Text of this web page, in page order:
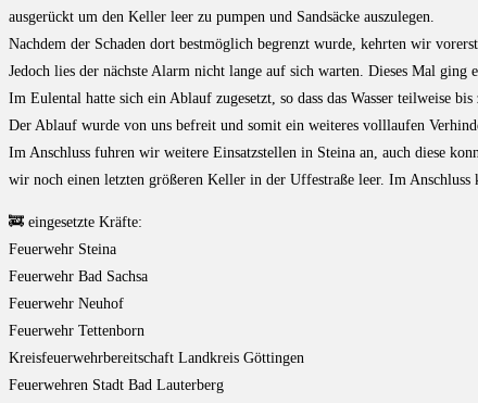
ausgerückt um den Keller leer zu pumpen und Sandsäcke auszulegen.
Nachdem der Schaden dort bestmöglich begrenzt wurde, kehrten wir
Jedoch lies der nächste Alarm nicht lange auf sich warten. Dieses Mal ging
Im Eulental hatte sich ein Ablauf zugesetzt, so dass das Wasser teilweise
Der Ablauf wurde von uns befreit und somit ein weiteres volllaufen
Im Anschluss fuhren wir weitere Einsatzstellen in Steina an, auch diese
wir noch einen letzten größeren Keller in der Uffestraße leer. Im
🚒 eingesetzte Kräfte:
Feuerwehr Steina
Feuerwehr Bad Sachsa
Feuerwehr Neuhof
Feuerwehr Tettenborn
Kreisfeuerwehrbereitschaft Landkreis Göttingen
Feuerwehren Stadt Bad Lauterberg